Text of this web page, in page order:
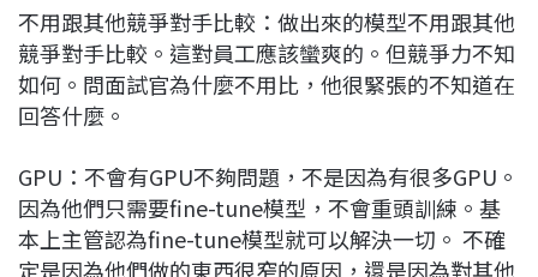
不用跟其他競爭對手比較：做出來的模型不用跟其他
競爭對手比較。這對員工應該蠻爽的。但競爭力不知
如何。問面試官為什麼不用比，他很緊張的不知道在
回答什麼。
GPU：不會有GPU不夠問題，不是因為有很多GPU。
因為他們只需要fine-tune模型，不會重頭訓練。基
本上主管認為fine-tune模型就可以解決一切。 不確
定是因為他們做的東西很窄的原因，還是因為對其他